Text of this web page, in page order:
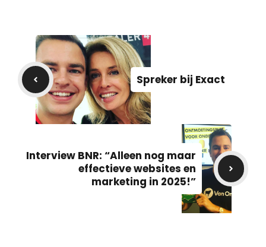
Spreker bij Exact
Interview BNR: “Alleen nog maar
effectieve websites en
marketing in 2025!”